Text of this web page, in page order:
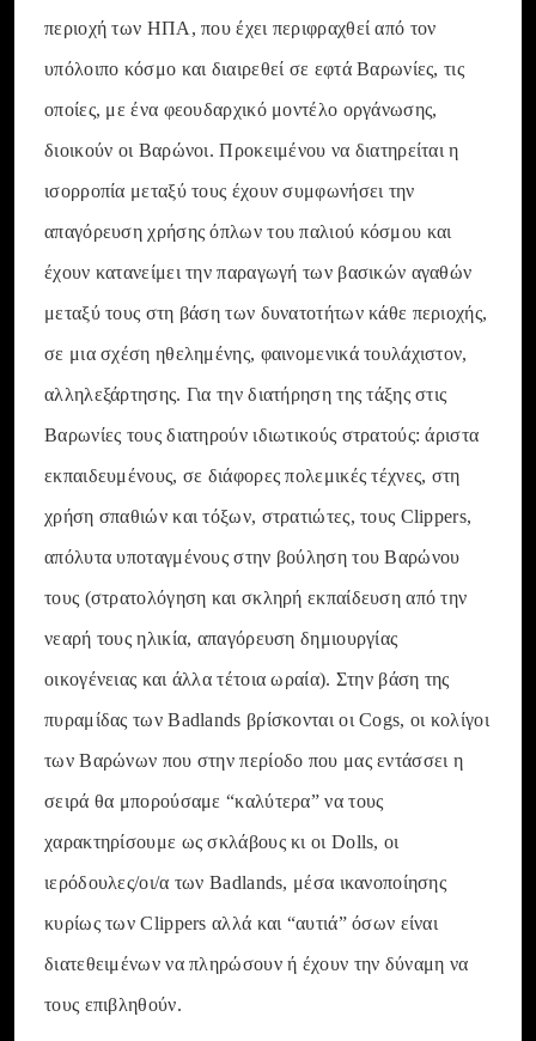
περιοχή των ΗΠΑ, που έχει περιφραχθεί από τον
υπόλοιπο κόσμο και διαιρεθεί σε εφτά Βαρωνίες, τις
οποίες, με ένα φεουδαρχικό μοντέλο οργάνωσης,
διοικούν οι Βαρώνοι. Προκειμένου να διατηρείται η
ισορροπία μεταξύ τους έχουν συμφωνήσει την
απαγόρευση χρήσης όπλων του παλιού κόσμου και
έχουν κατανείμει την παραγωγή των βασικών αγαθών
μεταξύ τους στη βάση των δυνατοτήτων κάθε περιοχής,
σε μια σχέση ηθελημένης, φαινομενικά τουλάχιστον,
αλληλεξάρτησης. Για την διατήρηση της τάξης στις
Βαρωνίες τους διατηρούν ιδιωτικούς στρατούς: άριστα
εκπαιδευμένους, σε διάφορες πολεμικές τέχνες, στη
χρήση σπαθιών και τόξων, στρατιώτες, τους Clippers,
απόλυτα υποταγμένους στην βούληση του Βαρώνου
τους (στρατολόγηση και σκληρή εκπαίδευση από την
νεαρή τους ηλικία, απαγόρευση δημιουργίας
οικογένειας και άλλα τέτοια ωραία). Στην βάση της
πυραμίδας των Badlands βρίσκονται οι Cogs, οι κολίγοι
των Βαρώνων που στην περίοδο που μας εντάσσει η
σειρά θα μπορούσαμε “καλύτερα” να τους
χαρακτηρίσουμε ως σκλάβους κι οι Dolls, οι
ιερόδουλες/οι/α των Badlands, μέσα ικανοποίησης
κυρίως των Clippers αλλά και “αυτιά” όσων είναι
διατεθειμένων να πληρώσουν ή έχουν την δύναμη να
τους επιβληθούν.